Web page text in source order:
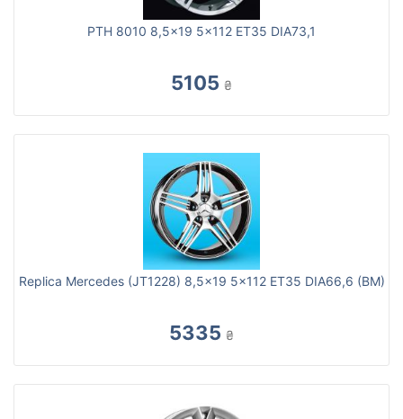
PTH 8010 8,5x19 5x112 ET35 DIA73,1
5105 ₴
Replica Mercedes (JT1228) 8,5x19 5x112 ET35 DIA66,6 (BM)
5335 ₴